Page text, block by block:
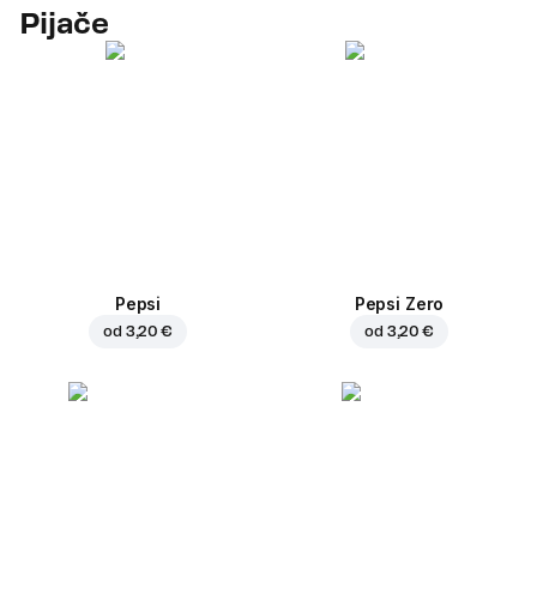
Pijače
Pepsi
od 3,20 €
Pepsi Zero
od 3,20 €